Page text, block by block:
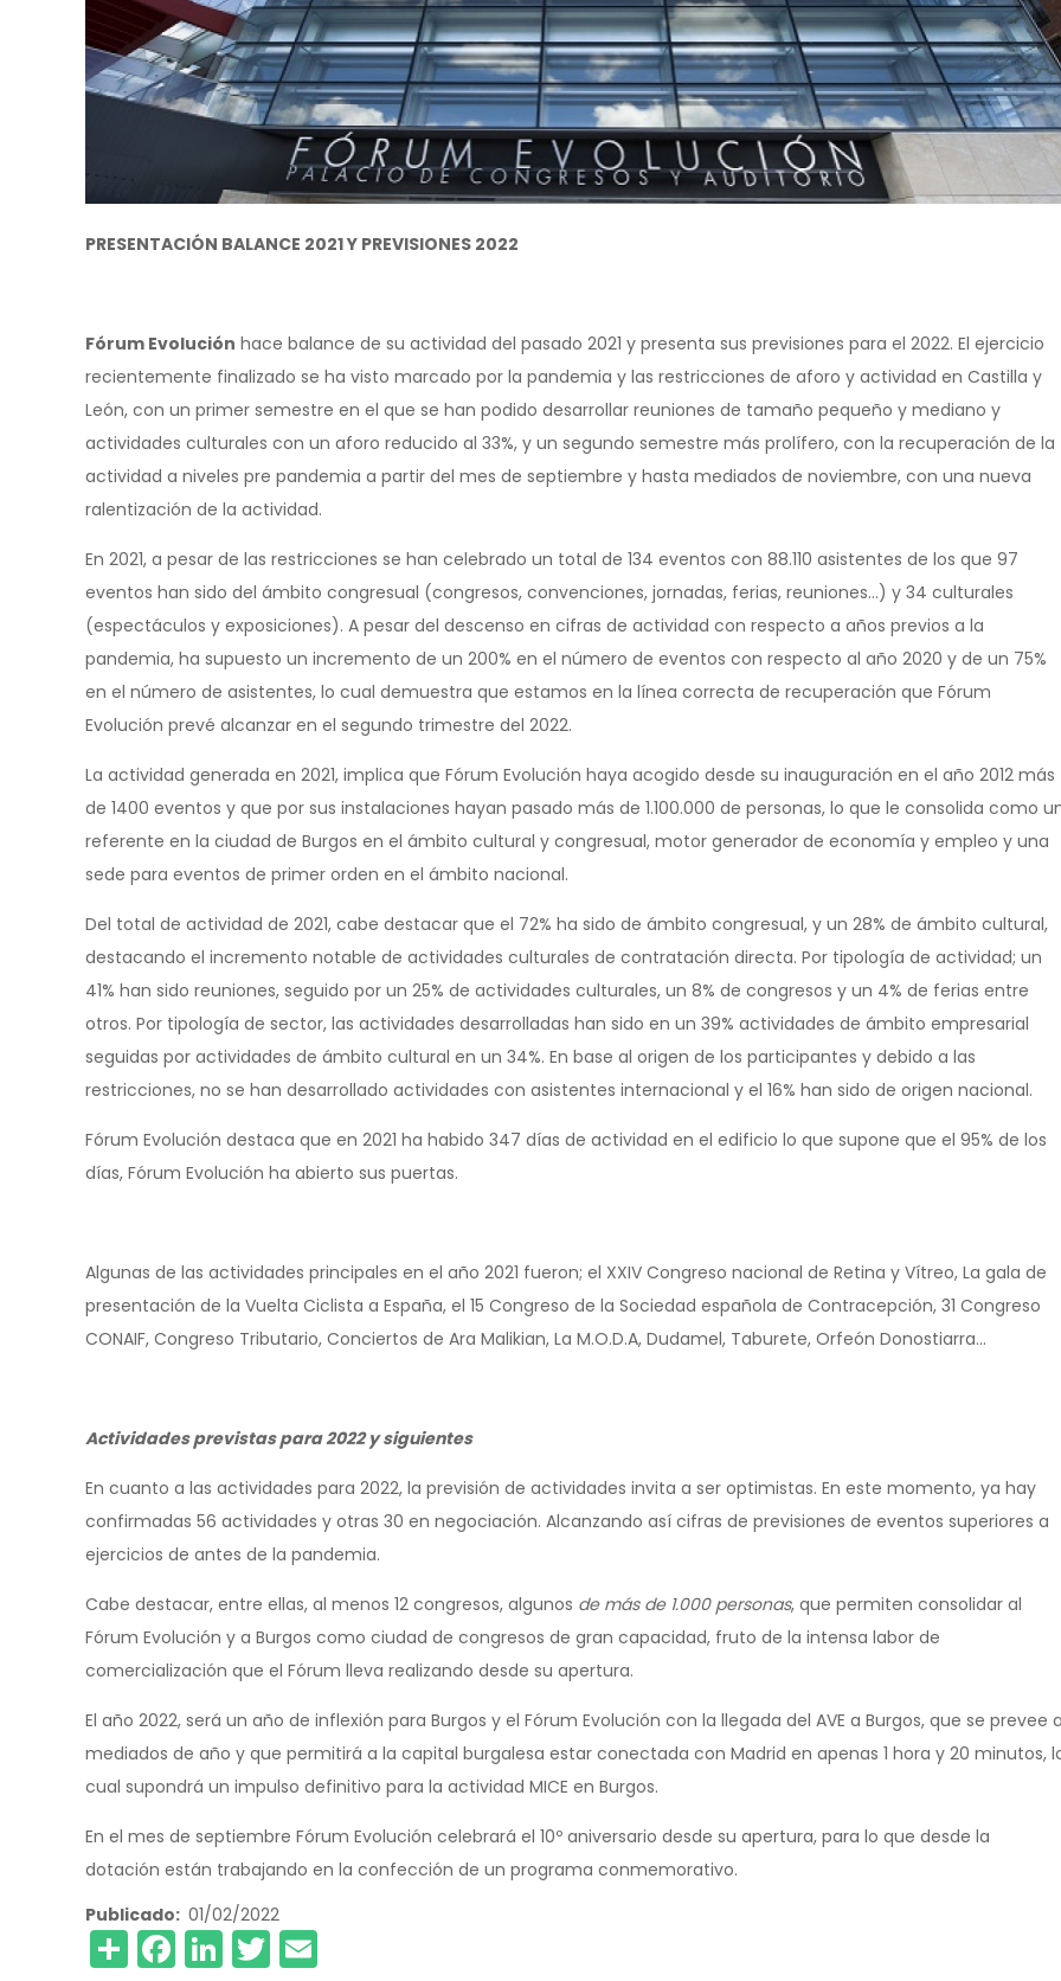
PRESENTACIÓN BALANCE 2021 Y PREVISIONES 2022
Fórum Evolución hace balance de su actividad del pasado 2021 y presenta sus previsiones para el 2022. El ejercicio
recientemente finalizado se ha visto marcado por la pandemia y las restricciones de aforo y actividad en Castilla y
León, con un primer semestre en el que se han podido desarrollar reuniones de tamaño pequeño y mediano y
actividades culturales con un aforo reducido al 33%, y un segundo semestre más prolífero, con la recuperación de la
actividad a niveles pre pandemia a partir del mes de septiembre y hasta mediados de noviembre, con una nueva
ralentización de la actividad.
En 2021, a pesar de las restricciones se han celebrado un total de 134 eventos con 88.110 asistentes de los que 97
eventos han sido del ámbito congresual (congresos, convenciones, jornadas, ferias, reuniones…) y 34 culturales
(espectáculos y exposiciones). A pesar del descenso en cifras de actividad con respecto a años previos a la
pandemia, ha supuesto un incremento de un 200% en el número de eventos con respecto al año 2020 y de un 75%
en el número de asistentes, lo cual demuestra que estamos en la línea correcta de recuperación que Fórum
Evolución prevé alcanzar en el segundo trimestre del 2022.
La actividad generada en 2021, implica que Fórum Evolución haya acogido desde su inauguración en el año 2012 más
de 1400 eventos y que por sus instalaciones hayan pasado más de 1.100.000 de personas, lo que le consolida como
referente en la ciudad de Burgos en el ámbito cultural y congresual, motor generador de economía y empleo y una
sede para eventos de primer orden en el ámbito nacional.
Del total de actividad de 2021, cabe destacar que el 72% ha sido de ámbito congresual, y un 28% de ámbito cultural,
destacando el incremento notable de actividades culturales de contratación directa. Por tipología de actividad; un
41% han sido reuniones, seguido por un 25% de actividades culturales, un 8% de congresos y un 4% de ferias entre
otros. Por tipología de sector, las actividades desarrolladas han sido en un 39% actividades de ámbito empresarial
seguidas por actividades de ámbito cultural en un 34%. En base al origen de los participantes y debido a las
restricciones, no se han desarrollado actividades con asistentes internacional y el 16% han sido de origen nacional.
Fórum Evolución destaca que en 2021 ha habido 347 días de actividad en el edificio lo que supone que el 95% de los
días, Fórum Evolución ha abierto sus puertas.
Algunas de las actividades principales en el año 2021 fueron; el XXIV Congreso nacional de Retina y Vítreo, La gala de
presentación de la Vuelta Ciclista a España, el 15 Congreso de la Sociedad española de Contracepción, 31 Congreso
CONAIF, Congreso Tributario, Conciertos de Ara Malikian, La M.O.D.A, Dudamel, Taburete, Orfeón Donostiarra…
Actividades previstas para 2022 y siguientes
En cuanto a las actividades para 2022, la previsión de actividades invita a ser optimistas. En este momento, ya hay
confirmadas 56 actividades y otras 30 en negociación. Alcanzando así cifras de previsiones de eventos superiores a
ejercicios de antes de la pandemia.
Cabe destacar, entre ellas, al menos 12 congresos, algunos de más de 1.000 personas, que permiten consolidar al
Fórum Evolución y a Burgos como ciudad de congresos de gran capacidad, fruto de la intensa labor de
comercialización que el Fórum lleva realizando desde su apertura.
El año 2022, será un año de inflexión para Burgos y el Fórum Evolución con la llegada del AVE a Burgos, que se prevee
mediados de año y que permitirá a la capital burgalesa estar conectada con Madrid en apenas 1 hora y 20 minutos,
cual supondrá un impulso definitivo para la actividad MICE en Burgos.
En el mes de septiembre Fórum Evolución celebrará el 10º aniversario desde su apertura, para lo que desde la
dotación están trabajando en la confección de un programa conmemorativo.
Publicado 01/02/2022
ShareFacebook
LinkedIn
Twitter